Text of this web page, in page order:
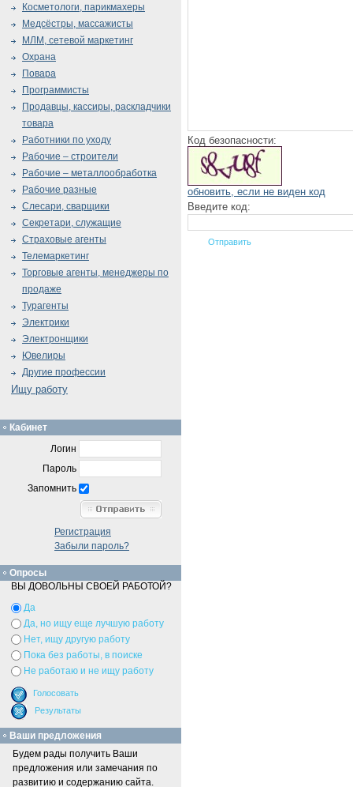
Код безопасности:
обновить, если не виден код
Введите код:
Косметологи, парикмахеры
Медсёстры, массажисты
МЛМ, сетевой маркетинг
Охрана
Повара
Программисты
Продавцы, кассиры, раскладчики
товара
Работники по уходу
Рабочие – строители
Рабочие – металлообработка
Рабочие разные
Слесари, сварщики
Секретари, служащие
Страховые агенты
Телемаркетинг
Торговые агенты, менеджеры по
продаже
Турагенты
Электрики
Электронщики
Ювелиры
Другие профессии
Ищу работу
Кабинет
Логин
Пароль
Запомнить
Регистрация
Забыли пароль?
Опросы
ВЫ ДОВОЛЬНЫ СВОЕЙ РАБОТОЙ?
Да
Да, но ищу еще лучшую работу
Нет, ищу другую работу
Пока без работы, в поиске
Не работаю и не ищу работу
Ваши предложения
Будем рады получить Ваши
предложения или замечания по
развитию и содержанию сайта.